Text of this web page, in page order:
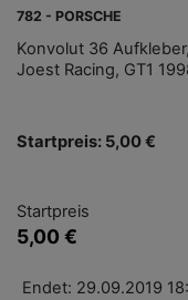
782 - PORSCHE
Konvolut 36
Joest Racing, GT1
Startpreis: 5,00 €
Startpreis
5,00 €
Endet: 29.09.2019